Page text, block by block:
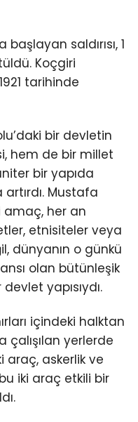
saldırısı, 1
Koçgiri
tarihinde
bir devletin
hem de bir millet
bir yapıda
Mustafa
amaç, her an
etnisiteler veya
dünyanın o günkü
olan bütünleşik
yapısıydı.
içindeki halktan
yerlerde
araç, askerlik ve
iki araç etkili bir